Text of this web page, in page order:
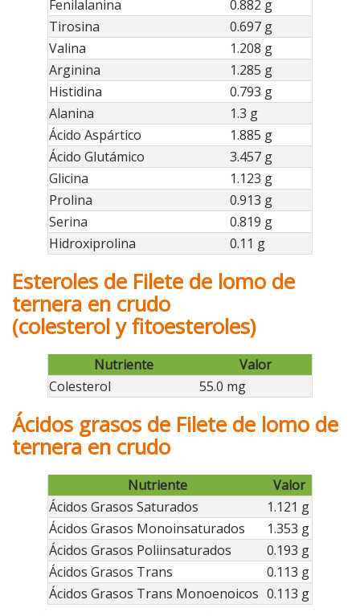
Fenilalanina
0.882 g
Tirosina
0.697 g
Valina
1.208 g
Arginina
1.285 g
Histidina
0.793 g
Alanina
1.3 g
Ácido Aspártico
1.885 g
Ácido Glutámico
3.457 g
Glicina
1.123 g
Prolina
0.913 g
Serina
0.819 g
Hidroxiprolina
0.11 g
Esteroles de Filete de lomo de
ternera en crudo
(colesterol y fitoesteroles)
Nutriente
Valor
Colesterol
55.0 mg
Ácidos grasos de Filete de lomo de
ternera en crudo
Nutriente
Valor
Ácidos Grasos Saturados
1.121 g
Ácidos Grasos Monoinsaturados
1.353 g
Ácidos Grasos Poliinsaturados
0.193 g
Ácidos Grasos Trans
0.113 g
Ácidos Grasos Trans Monoenoicos 0.113 g